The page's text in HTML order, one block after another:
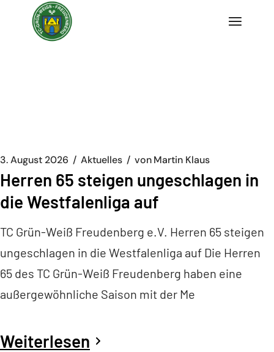
springen
3. August 2026 Aktuelles vonMartin Klaus
Herren 65 steigen ungeschlagen in
die Westfalenliga auf
TC Grün-Weiß Freudenberg e.V. Herren 65 steigen
ungeschlagen in die Westfalenliga auf Die Herren
65 des TC Grün-Weiß Freudenberg haben eine
außergewöhnliche Saison mit der Me
Weiterlesen